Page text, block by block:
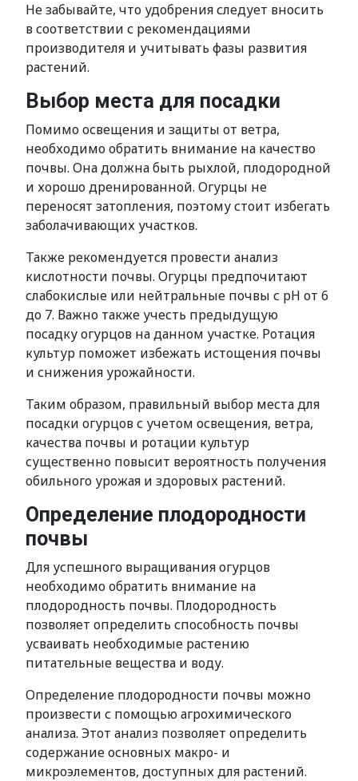
Не забывайте, что удобрения следует вносить
в соответствии с рекомендациями
производителя и учитывать фазы развития
растений.
Выбор места для посадки
Помимо освещения и защиты от ветра,
необходимо обратить внимание на качество
почвы. Она должна быть рыхлой, плодородной
и хорошо дренированной. Огурцы не
переносят затопления, поэтому стоит избегать
заболачивающих участков.
Также рекомендуется провести анализ
кислотности почвы. Огурцы предпочитают
слабокислые или нейтральные почвы с pH от 6
до 7. Важно также учесть предыдущую
посадку огурцов на данном участке. Ротация
культур поможет избежать истощения почвы
и снижения урожайности.
Таким образом, правильный выбор места для
посадки огурцов с учетом освещения, ветра,
качества почвы и ротации культур
существенно повысит вероятность получения
обильного урожая и здоровых растений.
Определение плодородности
почвы
Для успешного выращивания огурцов
необходимо обратить внимание на
плодородность почвы. Плодородность
позволяет определить способность почвы
усваивать необходимые растению
питательные вещества и воду.
Определение плодородности почвы можно
произвести с помощью агрохимического
анализа. Этот анализ позволяет определить
содержание основных макро- и
микроэлементов, доступных для растений.